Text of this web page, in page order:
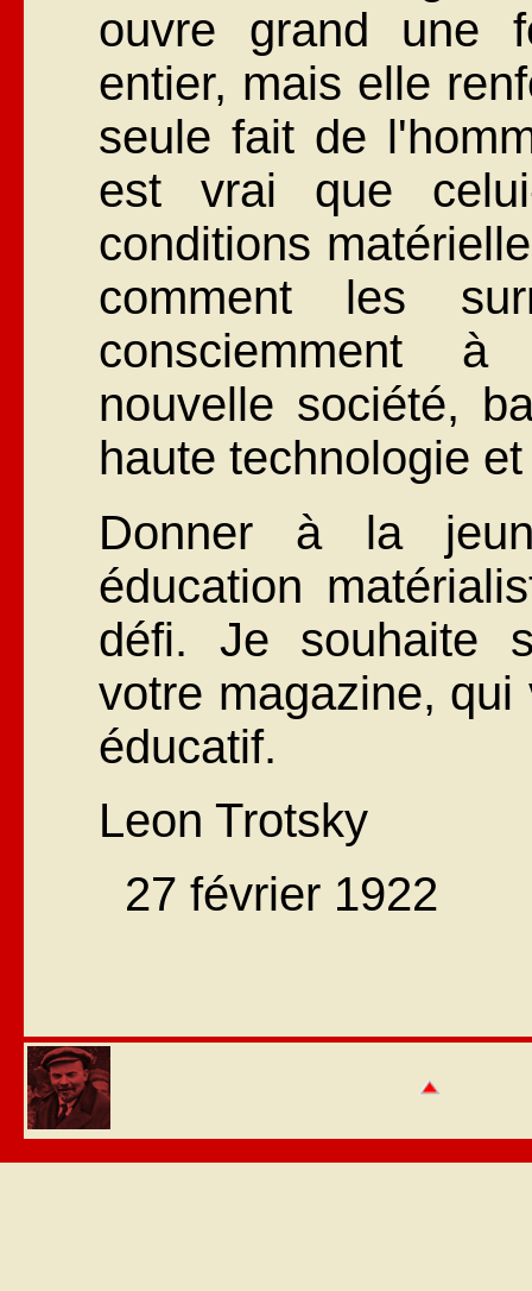
ouvre grand une
entier, mais elle
seule fait de
est vrai que
conditions
comment les
consciemment
nouvelle société,
haute technologie
Donner à la
éducation
défi. Je souhaite
votre magazine,
éducatif.
Leon Trotsky
27 février 1922